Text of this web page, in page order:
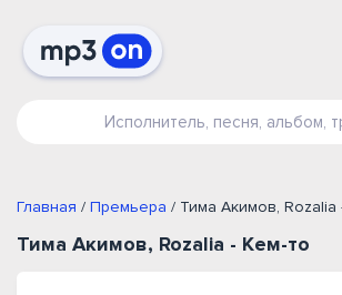
Главная / Премьера / Тима Акимов, Rozalia
Тима Акимов, Rozalia - Кем-то